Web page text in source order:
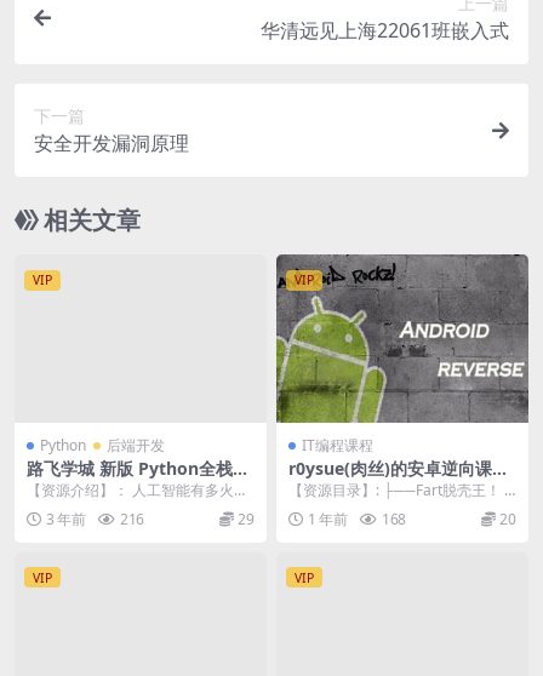
华清远见上海22061班嵌入式
下一篇
安全开发漏洞原理
相关文章
VIP
Python 后端开发
路飞学城 新版 Python全栈开
发（中级） 140GB
【资源介绍】： 人工智能有多火？
Google 中国为应届生岗位开出高达
56 万...
3 年前 216 29
VIP
IT编程课程
r0ysue(肉丝)的安卓逆向课程
合集
【资源目录】: ├──Fart脱壳王！ |
├──01.加壳基础原理_Andro...
1 年前 168 20
VIP VIP